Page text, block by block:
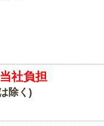
社負担
除く)